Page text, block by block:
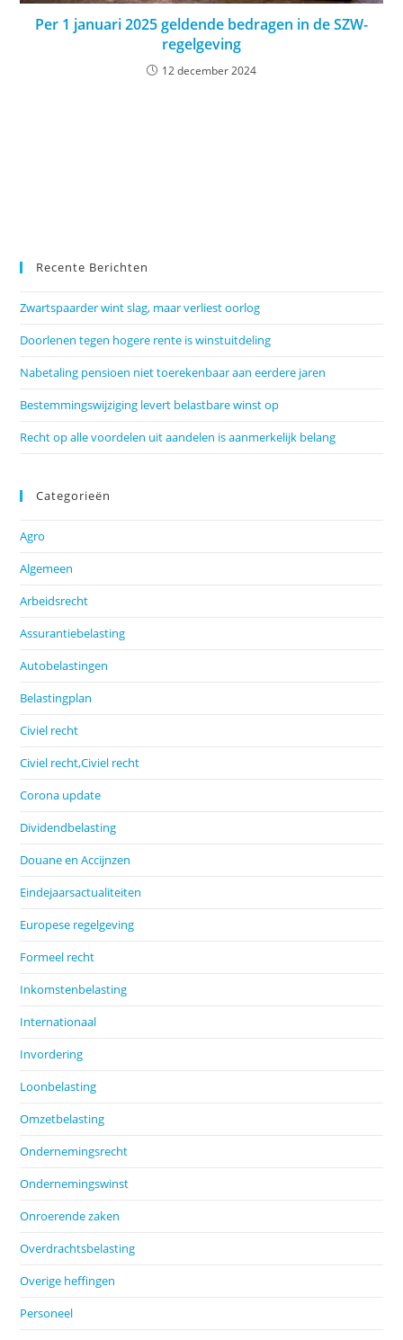
Per 1 januari 2025 geldende bedragen in de SZW-
regelgeving
12 december 2024
Recente Berichten
Zwartspaarder wint slag, maar verliest oorlog
Doorlenen tegen hogere rente is winstuitdeling
Nabetaling pensioen niet toerekenbaar aan eerdere jaren
Bestemmingswijziging levert belastbare winst op
Recht op alle voordelen uit aandelen is aanmerkelijk belang
Categorieën
Agro
Algemeen
Arbeidsrecht
Assurantiebelasting
Autobelastingen
Belastingplan
Civiel recht
Civiel recht,Civiel recht
Corona update
Dividendbelasting
Douane en Accijnzen
Eindejaarsactualiteiten
Europese regelgeving
Formeel recht
Inkomstenbelasting
Internationaal
Invordering
Loonbelasting
Omzetbelasting
Ondernemingsrecht
Ondernemingswinst
Onroerende zaken
Overdrachtsbelasting
Overige heffingen
Personeel